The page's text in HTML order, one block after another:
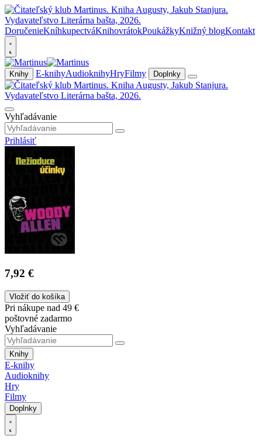
DoručenieKníhkupectváKnihovrátokPoukážkyKnižný blogKontakt
Knihy E-knihyAudioknihyHryFilmy Doplnky
Vyhľadávanie
Prihlásiť
7,92 €
Vložiť do košíka
Pri nákupe nad 49 €
poštovné zadarmo
Vyhľadávanie
Knihy
E-knihy
Audioknihy
Hry
Filmy
Doplnky